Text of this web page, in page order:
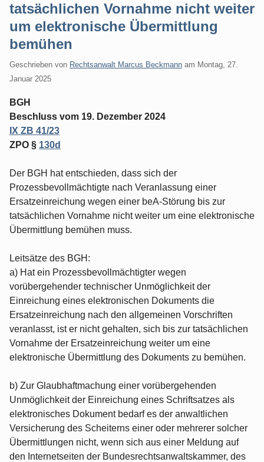
tatsächlichen Vornahme nicht weiter
um elektronische Übermittlung
bemühen
Geschrieben von Rechtsanwalt Marcus Beckmann am Montag, 27.
Januar 2025
BGH
Beschluss vom 19. Dezember 2024
IX ZB 41/23
ZPO § 130d
Der BGH hat entschieden, dass sich der
Prozessbevollmächtigte nach Veranlassung einer
Ersatzeinreichung wegen einer beA-Störung bis zur
tatsächlichen Vornahme nicht weiter um eine elektronische
Übermittlung bemühen muss.
Leitsätze des BGH:
a) Hat ein Prozessbevollmächtigter wegen
vorübergehender technischer Unmöglichkeit der
Einreichung eines elektronischen Dokuments die
Ersatzeinreichung nach den allgemeinen Vorschriften
veranlasst, ist er nicht gehalten, sich bis zur tatsächlichen
Vornahme der Ersatzeinreichung weiter um eine
elektronische Übermittlung des Dokuments zu bemühen.
b) Zur Glaubhaftmachung einer vorübergehenden
Unmöglichkeit der Einreichung eines Schriftsatzes als
elektronisches Dokument bedarf es der anwaltlichen
Versicherung des Scheiterns einer oder mehrerer solcher
Übermittlungen nicht, wenn sich aus einer Meldung auf
den Internetseiten der Bundesrechtsanwaltskammer, des